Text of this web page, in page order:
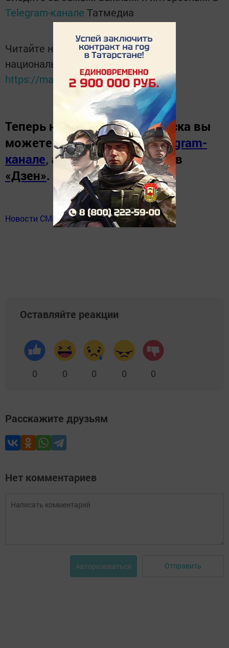
Telegram-канале Татмедиа
Читайте новости Татарстана в
национальном мессенджере MАХ:
https://max.ru/tatmedia
Теперь новости Зеленодольска вы
можете узнать в нашемTelegram-
канале, а также читайте нас в
«Дзен».
Новости СМИ2
Оставляйте реакции
0 0 0 0 0
Расскажите друзьям
Нет комментариев
Авторизоваться Отправить